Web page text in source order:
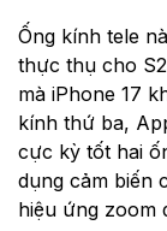
Ống kính tele
thực thụ cho
mà iPhone 17
kính thứ ba,
cực kỳ tốt hai
dụng cảm biến
hiệu ứng zoom